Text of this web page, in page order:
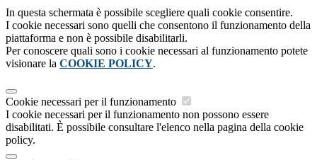
In questa schermata è possibile scegliere quali cookie consentire.
I cookie necessari sono quelli che consentono il funzionamento della
piattaforma e non è possibile disabilitarli.
Per conoscere quali sono i cookie necessari al funzionamento potete
visionare la COOKIE POLICY.
Cookie necessari per il funzionamento
I cookie necessari per il funzionamento non possono essere
disabilitati. È possibile consultare l'elenco nella pagina della cookie
policy.